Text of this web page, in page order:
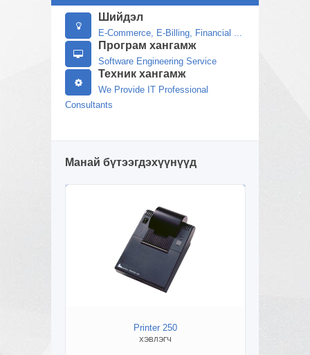
Шийдэл
E-Commerce, E-Billing, Financial ...
Програм хангамж
Software Engineering Service
Техник хангамж
We Provide IT Professional
Consultants
Манай бүтээгдэхүүнүүд
Printer 250
ХЭВЛЭГЧ